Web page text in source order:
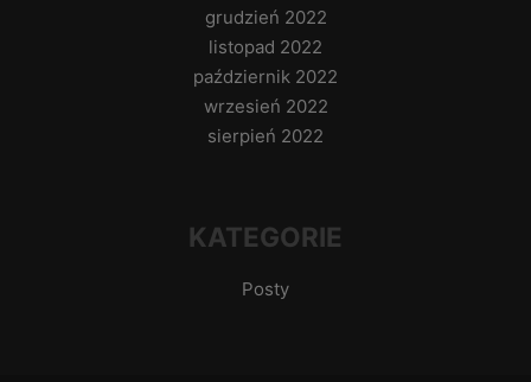
grudzień 2022
listopad 2022
październik 2022
wrzesień 2022
sierpień 2022
KATEGORIE
Posty